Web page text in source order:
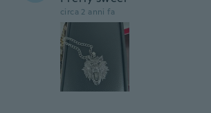
circa 2 anni fa